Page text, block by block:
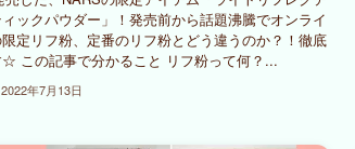
ックパウダー」！発売前から話題沸騰でオンライ
定リフ粉、定番のリフ粉とどう違うのか？！徹底
この記事で分かること リフ粉って何？...
2022年7月13日